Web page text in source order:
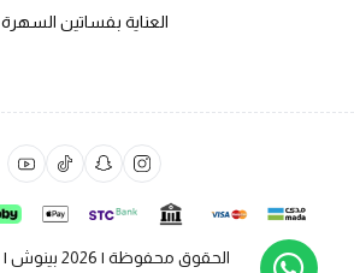
العناية بفساتين السهرة
الحقوق محفوظة | 2026 بينوش | Binoche